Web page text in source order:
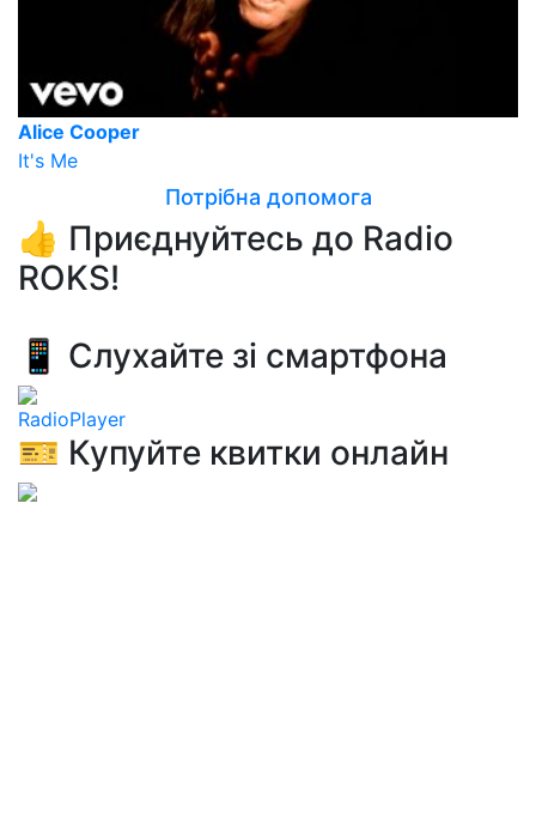
Alice Cooper
It's Me
Потрібна допомога
👍 Приєднуйтесь до Radio
ROKS!
📱 Слухайте зі смартфона
RadioPlayer
🎫 Купуйте квитки онлайн